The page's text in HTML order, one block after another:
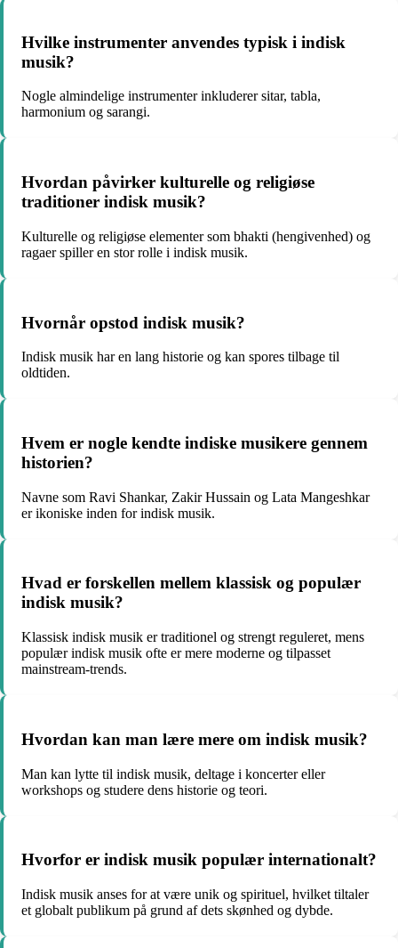
Hvilke instrumenter anvendes typisk i indisk
musik?
Nogle almindelige instrumenter inkluderer sitar, tabla,
harmonium og sarangi.
Hvordan påvirker kulturelle og religiøse
traditioner indisk musik?
Kulturelle og religiøse elementer som bhakti (hengivenhed) og
ragaer spiller en stor rolle i indisk musik.
Hvornår opstod indisk musik?
Indisk musik har en lang historie og kan spores tilbage til
oldtiden.
Hvem er nogle kendte indiske musikere gennem
historien?
Navne som Ravi Shankar, Zakir Hussain og Lata Mangeshkar
er ikoniske inden for indisk musik.
Hvad er forskellen mellem klassisk og populær
indisk musik?
Klassisk indisk musik er traditionel og strengt reguleret, mens
populær indisk musik ofte er mere moderne og tilpasset
mainstream-trends.
Hvordan kan man lære mere om indisk musik?
Man kan lytte til indisk musik, deltage i koncerter eller
workshops og studere dens historie og teori.
Hvorfor er indisk musik populær internationalt?
Indisk musik anses for at være unik og spirituel, hvilket tiltaler
et globalt publikum på grund af dets skønhed og dybde.